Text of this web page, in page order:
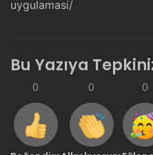
uygulamasi/
Bu Yazıya
0 0 0